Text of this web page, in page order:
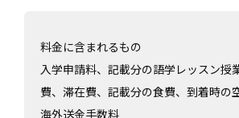
料金に含まれるもの
入学申請料、記載分の語学レッスン授
費、滞在費、記載分の食費、到着時の
海外送金手数料